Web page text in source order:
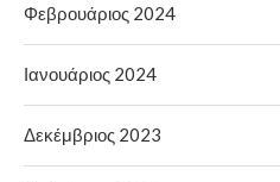
Φεβρουάριος 2024
Ιανουάριος 2024
Δεκέμβριος 2023